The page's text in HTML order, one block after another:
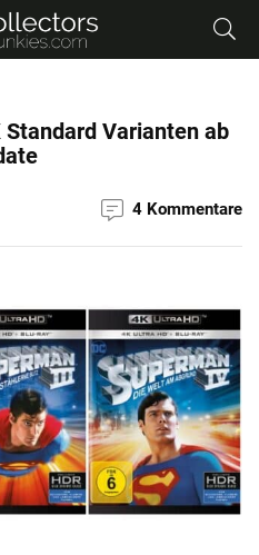
Standard Varianten ab
4 Kommentare